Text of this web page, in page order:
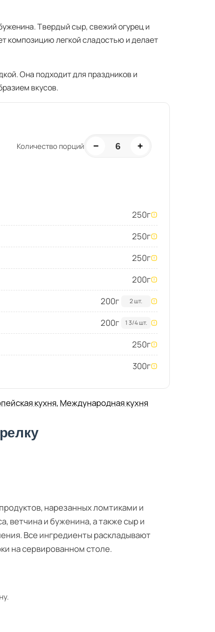
Твердый сыр, свежий огурец и
композицию легкой сладостью и делает
Она подходит для праздников и
вкусов.
Количество порций − 6 +
250г
250г
250г
200г
200г 2 шт.
200г 1 3/4 шт.
250г
300г
кухня, Международная кухня
нарезанных ломтиками и
ветчина и буженина, а также сыр и
Все ингредиенты раскладывают
на сервированном столе.